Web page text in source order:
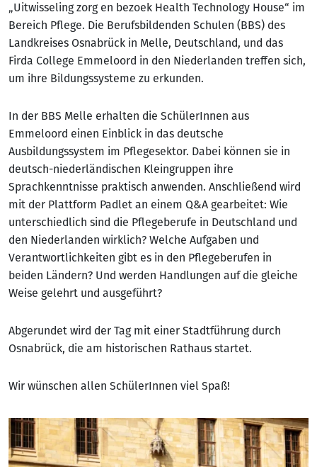
„Uitwisseling zorg en bezoek Health Technology House“ im
Bereich Pflege. Die Berufsbildenden Schulen (BBS) des
Landkreises Osnabrück in Melle, Deutschland, und das
Firda College Emmeloord in den Niederlanden treffen sich,
um ihre Bildungssysteme zu erkunden.
In der BBS Melle erhalten die SchülerInnen aus
Emmeloord einen Einblick in das deutsche
Ausbildungssystem im Pflegesektor. Dabei können sie in
deutsch-niederländischen Kleingruppen ihre
Sprachkenntnisse praktisch anwenden. Anschließend wird
mit der Plattform Padlet an einem Q&A gearbeitet: Wie
unterschiedlich sind die Pflegeberufe in Deutschland und
den Niederlanden wirklich? Welche Aufgaben und
Verantwortlichkeiten gibt es in den Pflegeberufen in
beiden Ländern? Und werden Handlungen auf die gleiche
Weise gelehrt und ausgeführt?
Abgerundet wird der Tag mit einer Stadtführung durch
Osnabrück, die am historischen Rathaus startet.
Wir wünschen allen SchülerInnen viel Spaß!